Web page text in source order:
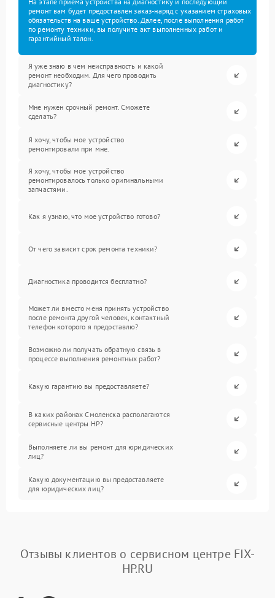
ремонт вам будет предоставлен заказ-наряд с указанием страховых
обязательств на ваше устройство. Далее, после выполнения работ
по ремонту техники, вы получите акт выполненных работ и
гарантийный талон.
Я уже знаю в чем неисправность и какой
ремонт необходим. Для чего проводить
диагностику?
Мне нужен срочный ремонт. Сможете
сделать?
Я хочу, чтобы мое устройство
ремонтировали при мне.
Я хочу, чтобы мое устройство
ремонтировалось только оригинальными
запчастями.
Как я узнаю, что мое устройство готово?
От чего зависит срок ремонта техники?
Диагностика проводится бесплатно?
Может ли вместо меня принять устройство
после ремонта другой человек, контактный
телефон которого я предоставлю?
Возможно ли получать обратную связь в
процессе выполнения ремонтных работ?
Какую гарантию вы предоставляете?
В каких районах Смоленска располагаются
сервисные центры HP?
Выполняете ли вы ремонт для юридических
лиц?
Какую документацию вы предоставляете
для юридических лиц?
Отзывы клиентов о сервисном центре FIX-
HP.RU